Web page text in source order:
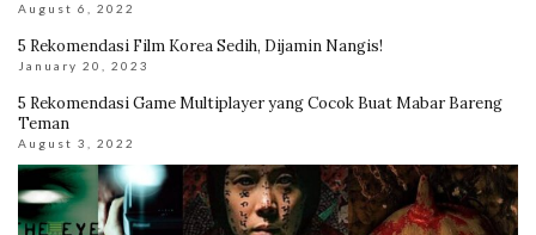
August 6, 2022
5 Rekomendasi Film Korea Sedih, Dijamin Nangis!
January 20, 2023
5 Rekomendasi Game Multiplayer yang Cocok Buat Mabar Bareng
Teman
August 3, 2022